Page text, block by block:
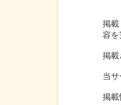
掲載
容を
掲載
当
掲載